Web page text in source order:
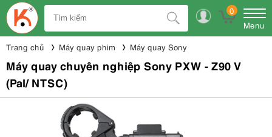
0
Menu
Trang chủ Máy quay phim Máy quay Sony
Máy quay chuyên nghiệp Sony PXW - Z90 V
(Pal/ NTSC)